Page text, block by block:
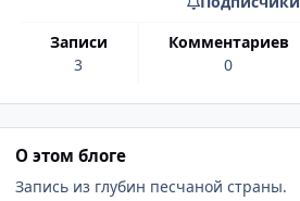
записи
3
комментариев
0
О этом блоге
Запись из глубин песчаной страны.